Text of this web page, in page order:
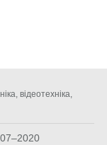
відеотехніка,